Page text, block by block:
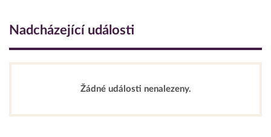
Nadcházející události
Žádné události nenalezeny.